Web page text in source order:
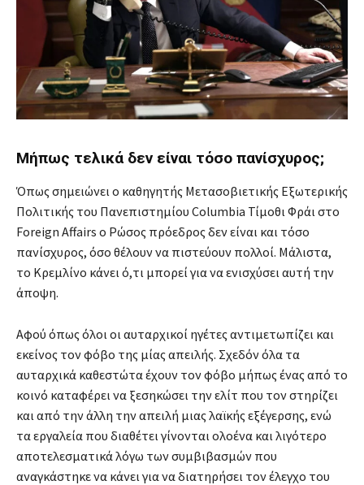
Μήπως τελικά δεν είναι τόσο πανίσχυρος;
Όπως σημειώνει ο καθηγητής Μετασοβιετικής Εξωτερικής
Πολιτικής του Πανεπιστημίου Columbia Τίμοθι Φράι στο
Foreign Affairs ο Ρώσος πρόεδρος δεν είναι και τόσο
πανίσχυρος, όσο θέλουν να πιστεύουν πολλοί. Μάλιστα,
το Κρεμλίνο κάνει ό,τι μπορεί για να ενισχύσει αυτή την
άποψη.
Αφού όπως όλοι οι αυταρχικοί ηγέτες αντιμετωπίζει και
εκείνος τον φόβο της μίας απειλής. Σχεδόν όλα τα
αυταρχικά καθεστώτα έχουν τον φόβο μήπως ένας από το
κοινό καταφέρει να ξεσηκώσει την ελίτ που τον στηρίζει
και από την άλλη την απειλή μιας λαϊκής εξέγερσης, ενώ
τα εργαλεία που διαθέτει γίνονται ολοένα και λιγότερο
αποτελεσματικά λόγω των συμβιβασμών που
αναγκάστηκε να κάνει για να διατηρήσει τον έλεγχο του